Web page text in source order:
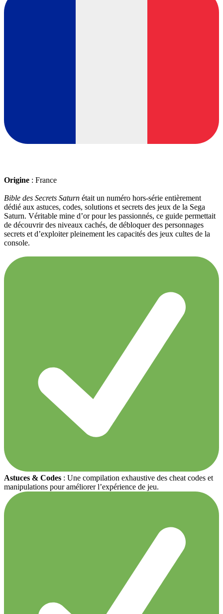
Origine : France
Bible des Secrets Saturn était un numéro hors-série entièrement
dédié aux astuces, codes, solutions et secrets des jeux de la Sega
Saturn. Véritable mine d’or pour les passionnés, ce guide permettait
de découvrir des niveaux cachés, de débloquer des personnages
secrets et d’exploiter pleinement les capacités des jeux cultes de la
console.
Astuces & Codes : Une compilation exhaustive des cheat codes et
manipulations pour améliorer l’expérience de jeu.